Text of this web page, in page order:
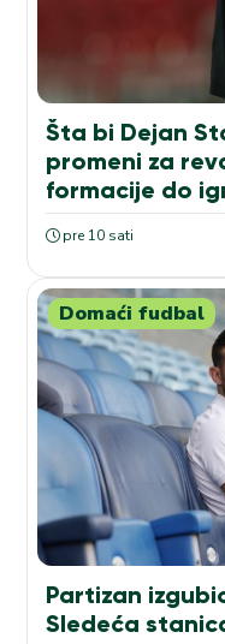
Šta bi Dejan
promeni za
formacije do
pre 10 sati
Domaći fudbal
Partizan
Sledeća